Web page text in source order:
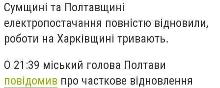
Сумщині та Полтавщині
електропостачання повністю відновили,
роботи на Харківщині тривають.
О 21:39 міський голова Полтави
повідомив про часткове відновлення